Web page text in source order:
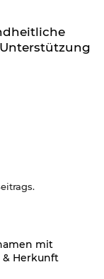
mit
Herkunft